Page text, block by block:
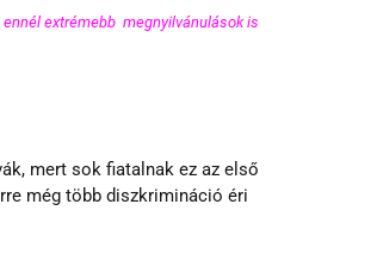
extrémebb  megnyilvánulások is
mert sok fiatalnak ez az első
még több diszkrimináció éri